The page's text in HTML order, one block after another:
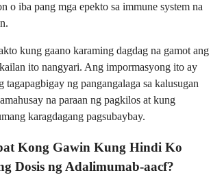
o iba pang mga epekto sa immune system na
kung gaano karaming dagdag na gamot ang
ito nangyari. Ang impormasyong ito ay
tagapagbigay ng pangangalaga sa kalusugan
na paraan ng pagkilos at kung
karagdagang pagsubaybay.
Kong Gawin Kung Hindi Ko
Dosis ng Adalimumab-aacf?